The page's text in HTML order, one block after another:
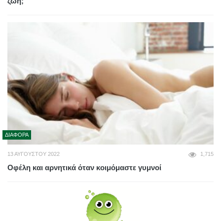
ΔΙΆΦΟΡΑ
13 ΑΥΓΟΎΣΤΟΥ 2022 1,715
Οφέλη και αρνητικά όταν κοιμόμαστε γυμνοί